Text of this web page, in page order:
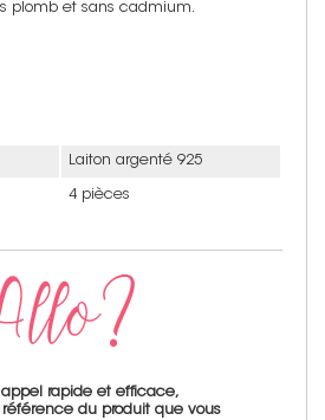
plomb et sans cadmium.
Laiton argenté 925
4 pièces
appel rapide et efficace,
du produit que vous